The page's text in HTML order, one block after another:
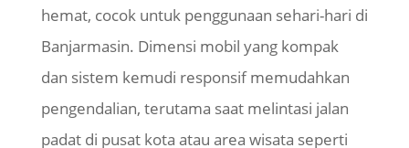
hemat, cocok untuk penggunaan sehari-hari di
Banjarmasin. Dimensi mobil yang kompak
dan sistem kemudi responsif memudahkan
pengendalian, terutama saat melintasi jalan
padat di pusat kota atau area wisata seperti